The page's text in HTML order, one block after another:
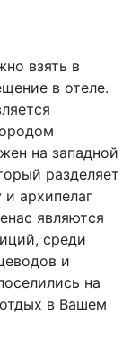
взять в
в отеле.
на западной
разделяет
архипелаг
являются
среди
и
на
в Вашем